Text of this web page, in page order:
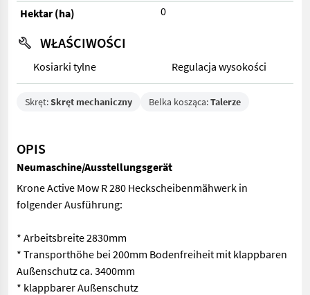
Hektar (ha)
0
WŁAŚCIWOŚCI
Kosiarki tylne Regulacja wysokości
Skręt:Skręt mechaniczny Belka kosząca:Talerze
OPIS
Neumaschine/Ausstellungsgerät
Krone Active Mow R 280 Heckscheibenmähwerk in
folgender Ausführung:
* Arbeitsbreite 2830mm
* Transporthöhe bei 200mm Bodenfreiheit mit klappbaren
Außenschutz ca. 3400mm
* klappbarer Außenschutz